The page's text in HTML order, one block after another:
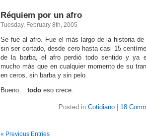
Réquiem por un afro
Tuesday, February 8th, 2005
Se fue al afro. Fue el más largo de la historia
sin ser cortado, desde cero hasta casi 15
de la barba, el afro perdió todo sentido y ya
mucho más que en cualquier momento de su
en ceros, sin barba y sin pelo.
Bueno… todo eso crece.
Posted in Cotidiano 18
« Previous Entries